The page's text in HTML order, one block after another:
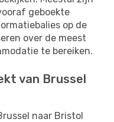
geboekte
op de
over de meest
te bereiken.
van Brussel
naar Bristol